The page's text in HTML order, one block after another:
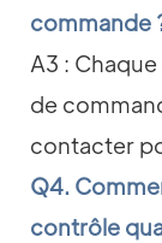
commande
A3 :
de
contacter
Q4.
contrôle